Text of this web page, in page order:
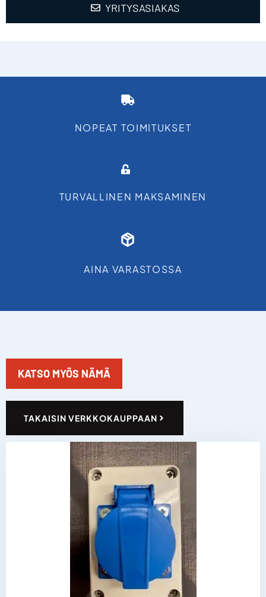
YRITYSASIAKAS
NOPEAT TOIMITUKSET
TURVALLINEN MAKSAMINEN
AINA VARASTOSSA
KATSO MYÖS NÄMÄ
TAKAISIN VERKKOKAUPPAAN